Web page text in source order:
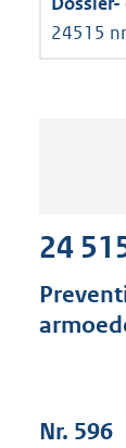
24515
24
Nr. 596